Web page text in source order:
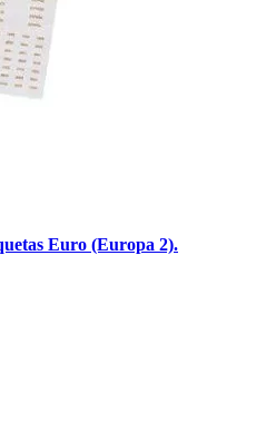
Euro (Europa 2).